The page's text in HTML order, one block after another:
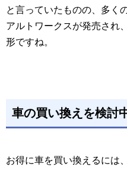
と言っていたものの、多く
アルトワークスが発売され
形ですね。
車の買い換えを検討
お得に車を買い換えるには